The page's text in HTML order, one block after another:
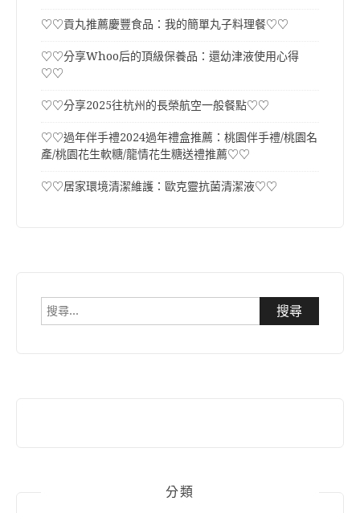
♡♡貢丸推薦慶豐食品：我的簡單丸子料理餐♡♡
♡♡分享Whoo后的頂級保養品：還幼津液使用心得
♡♡
♡♡分享2025往杭州的長榮航空一般餐點♡♡
♡♡過年伴手禮2024過年禮盒推薦：桃園伴手禮/桃園名
產/桃園花生軟糖/龍情花生糖送禮推薦♡♡
♡♡居家環境清潔維護：歐克靈抗菌清潔液♡♡
搜
分類